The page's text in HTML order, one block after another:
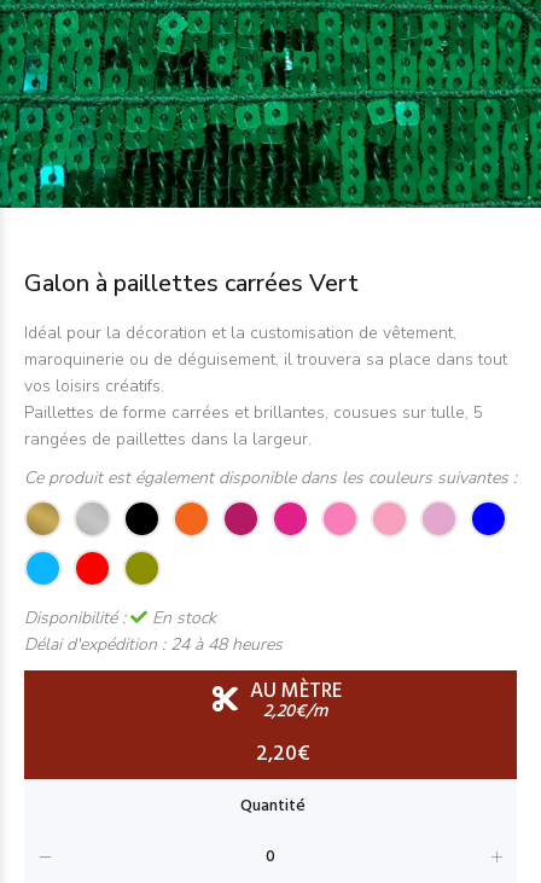
Galon à paillettes carrées Vert
Idéal pour la décoration et la customisation de vêtement,
maroquinerie ou de déguisement, il trouvera sa place dans tout
vos loisirs créatifs.
Paillettes de forme carrées et brillantes, cousues sur tulle, 5
rangées de paillettes dans la largeur.
Ce produit est également disponible dans les couleurs suivantes :
Disponibilité :
En stock
Délai d'expédition : 24 à 48 heures
AU MÈTRE
2,20€/m
2,20€